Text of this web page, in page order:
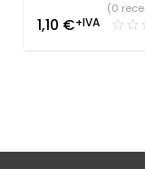
1,10 €+IVA
(0